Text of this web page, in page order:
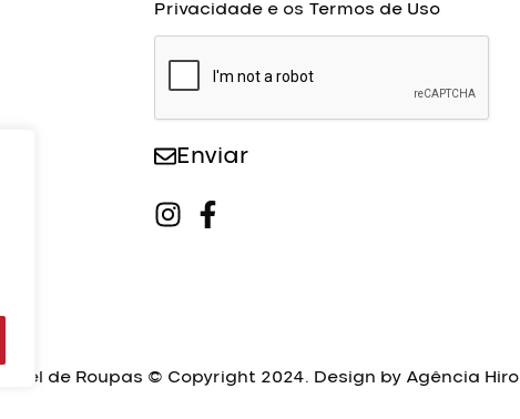
Privacidade e os Termos de Uso
Enviar
de Roupas © Copyright 2024. Design by Agência Hiro